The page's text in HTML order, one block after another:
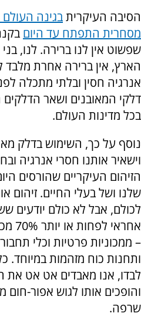
הסיבה העיקריתבגינה
מסחרית התפתח עד היום
שפשוט אין לנו ברירה. לנו,
הארץ, אין ברירה אחרת מלבד
אנרגיה חסין ובלתי מתכלה
דלקי המאובנים ושאר
בכל מדינות העולם.
נוסף על כך, השימוש בדלק
וישאיר אותנו חסרי אנרגיה
הזיהום העיקריים שהורסים
שלנו ושל בעלי החיים. זיהום
לכולם, אבל לא כולם יודעים
– ממכוניות פרטיות וכלי
ותחנות כוח מזהמות
לבדו, אנו מאבדים אט אט את
והופכים אותו לגוש אפור-חום
שרפה.